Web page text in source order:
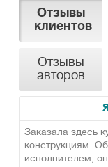
Отзывы
клиентов
Отзывы
авторов
Заказала здесь
конструкциям.
исполнителем,